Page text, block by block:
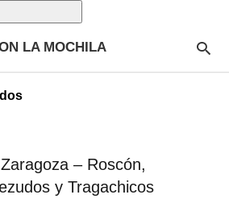
LA MOCHILA
– Roscón,
y Tragachicos